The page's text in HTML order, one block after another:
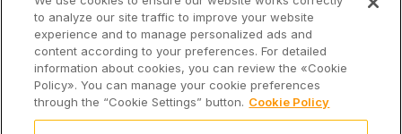
Çerez Aydınlatma
Metni
to analyze our site traffic to improve your website
experience and to manage personalized ads and
content according to your preferences. For detailed
information about cookies, you can review the «Cookie
Policy». You can manage your cookie preferences
through the “Cookie Settings” button. Cookie Policy